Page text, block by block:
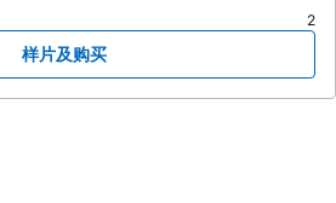
2
样片及购买